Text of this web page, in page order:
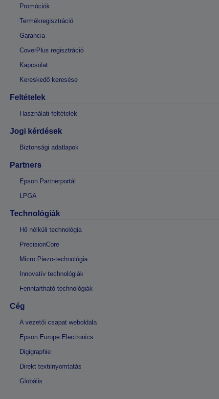
Promóciók
Termékregisztráció
Garancia
CoverPlus regisztráció
Kapcsolat
Kereskedő keresése
Feltételek
Használati feltételek
Jogi kérdések
Biztonsági adatlapok
Partners
Epson Partnerportál
LPGA
Technológiák
Hő nélküli technológia
PrecisionCore
Micro Piezo-technológia
Innovatív technológiák
Fenntartható technológiák
Cég
A vezetői csapat weboldala
Epson Europe Electronics
Digigraphie
Direkt textilnyomtatás
Globális